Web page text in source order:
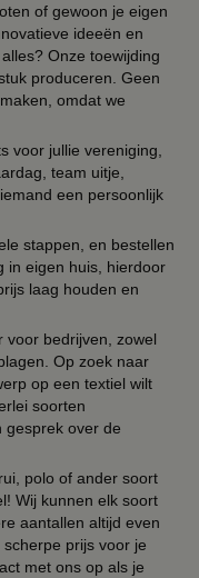
of gewoon je eigen
ideeën en
Onze toewijding
produceren. Geen
omdat we
voor jullie vereniging,
team uitje,
een persoonlijk
stappen, en bestellen
in eigen huis, hierdoor
laag houden en
voor bedrijven, zowel
Op zoek naar
op een textiel wilt
soorten
gesprek over de
polo of ander soort
Wij kunnen elk soort
aantallen altijd even
prijs voor je
met ons op als je